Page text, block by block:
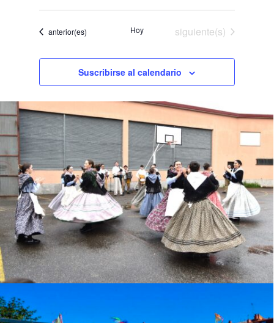
Eventos
anterior(es) Hoy Eventos
siguiente(s)
Suscribirse al calendario